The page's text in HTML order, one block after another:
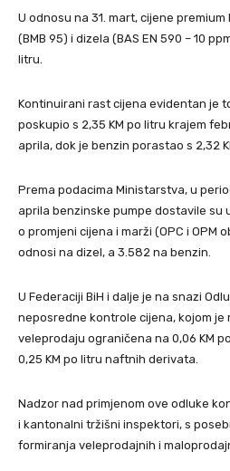
U odnosu na 31. mart, cijene
(BMB 95) i dizela (BAS EN 590 – 10
litru.
Kontinuirani rast cijena evidentan je
poskupio s 2,35 KM po litru krajem
aprila, dok je benzin porastao s 2,32
Prema podacima Ministarstva, u
aprila benzinske pumpe dostavile su
o promjeni cijena i marži (OPC i OPM
odnosi na dizel, a 3.582 na benzin.
U Federaciji BiH i dalje je na snazi
neposredne kontrole cijena, kojom je
veleprodaju ograničena na 0,06 KM
0,25 KM po litru naftnih derivata.
Nadzor nad primjenom ove odluke
i kantonalni tržišni inspektori, s
formiranja veleprodajnih i